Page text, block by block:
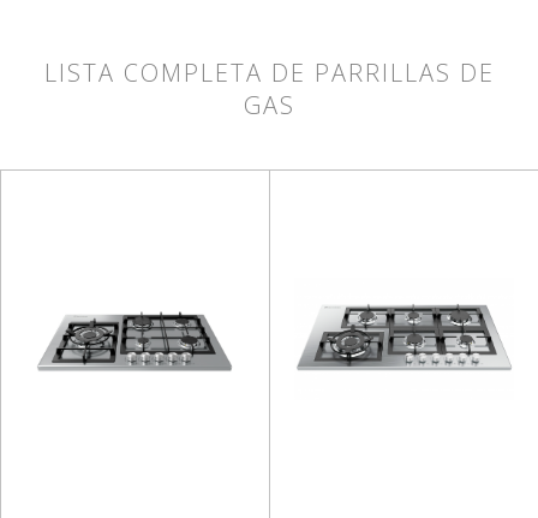
LISTA COMPLETA DE PARRILLAS DE
GAS